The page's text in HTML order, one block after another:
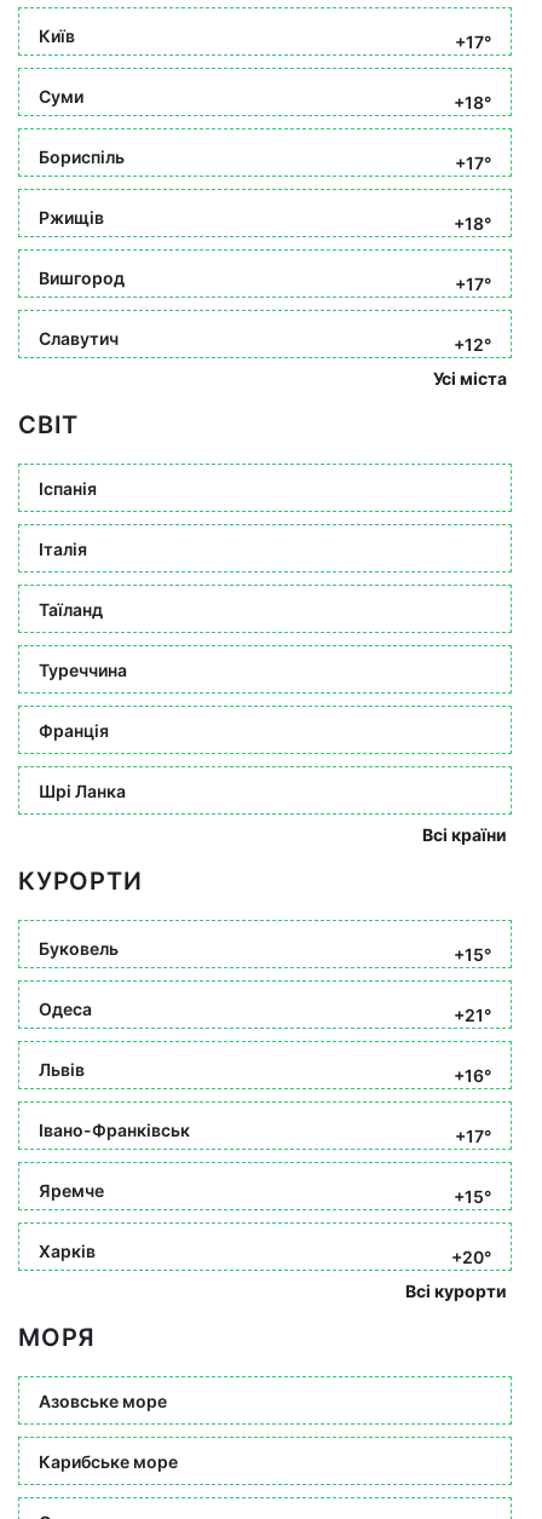
Київ +17°
Суми +18°
Бориспіль +17°
Ржищів +18°
Вишгород +17°
Славутич
+12°
Усі міста
СВІТ
Іспанія
Італія
Таїланд
Туреччина
Франція
Шрі Ланка
Всі країни
КУРОРТИ
Буковель +15°
Одеса +21°
Львів +16°
Івано-Франківськ +17°
Яремче +15°
Харків
+20°
Всі курорти
МОРЯ
Азовське море
Карибське море